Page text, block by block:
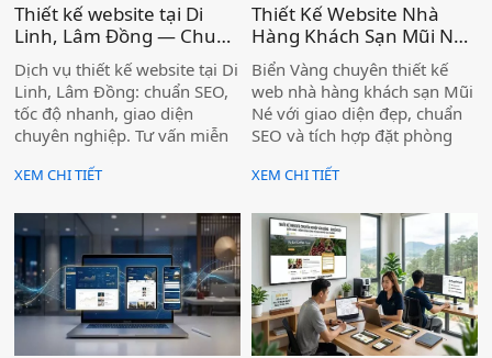
Thiết kế website tại Di
Linh, Lâm Đồng — Chuẩn
SEO, Chuyên nghiệp )
Dịch vụ thiết kế website tại Di
Linh, Lâm Đồng: chuẩn SEO,
tốc độ nhanh, giao diện
chuyên nghiệp. Tư vấn miễn
hệ ngay!
XEM CHI TIẾT
Thiết Kế Website Nhà
Hàng Khách Sạn Mũi Né
– Chuyên Nghiệp, Chức
Năng Đặt Phòng Trực
Tuyến Tiện Ích )
Biển Vàng chuyên thiết kế
web nhà hàng khách sạn Mũi
Né với giao diện đẹp, chuẩn
SEO và tích hợp đặt phòng
bạn tiếp cận khách hàng
XEM CHI TIẾT